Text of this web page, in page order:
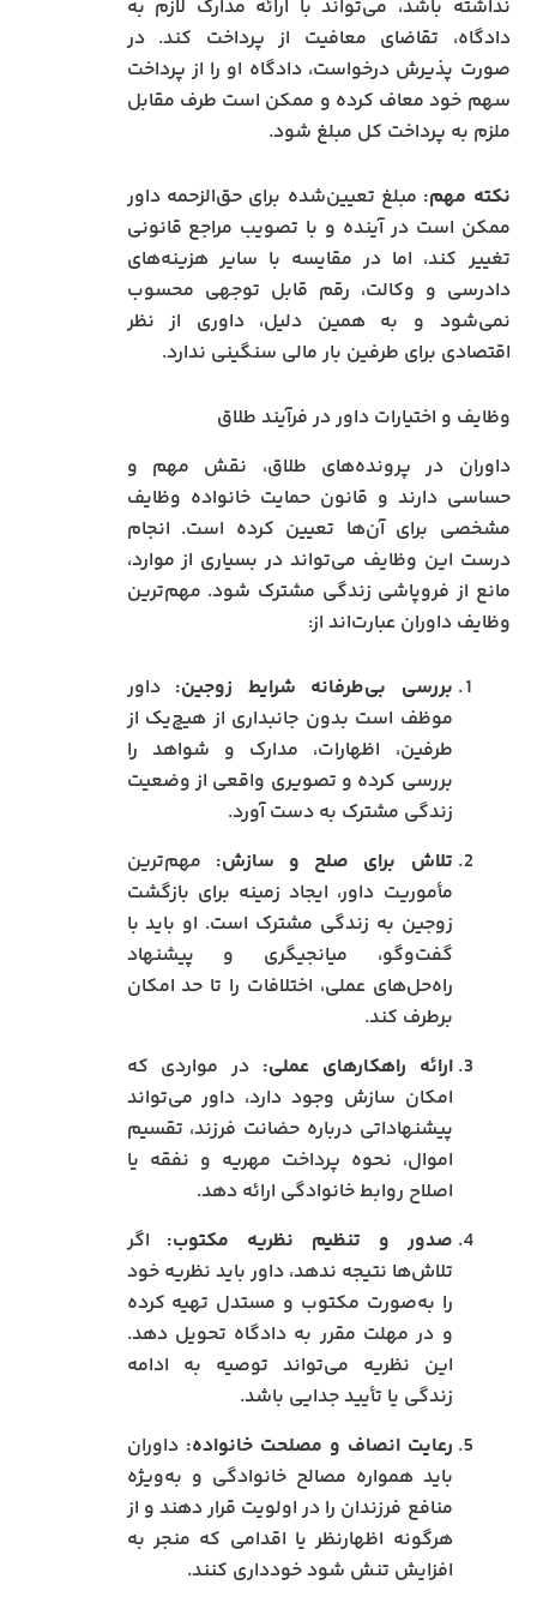
نداشته باشد، می‌تواند با ارائه مدارک لازم به
دادگاه، تقاضای معافیت از پرداخت کند. در
صورت پذیرش درخواست، دادگاه او را از پرداخت
سهم خود معاف کرده و ممکن است طرف مقابل
ملزم به پرداخت کل مبلغ شود.
نکته مهم: مبلغ تعیین‌شده برای حق‌الزحمه داور
ممکن است در آینده و با تصویب مراجع قانونی
تغییر کند، اما در مقایسه با سایر هزینه‌های
دادرسی و وکالت، رقم قابل توجهی محسوب
نمی‌شود و به همین دلیل، داوری از نظر
اقتصادی برای طرفین بار مالی سنگینی ندارد.
وظایف و اختیارات داور در فرآیند طلاق
داوران در پرونده‌های طلاق، نقش مهم و
حساسی دارند و قانون حمایت خانواده وظایف
مشخصی برای آن‌ها تعیین کرده است. انجام
درست این وظایف می‌تواند در بسیاری از موارد،
مانع از فروپاشی زندگی مشترک شود. مهم‌ترین
وظایف داوران عبارت‌اند از:
بررسی بی‌طرفانه شرایط زوجین:داور
موظف است بدون جانبداری از هیچ‌یک از
طرفین، اظهارات، مدارک و شواهد را
بررسی کرده و تصویری واقعی از وضعیت
زندگی مشترک به دست آورد.
تلاش برای صلح و سازش: مهم‌ترین
مأموریت داور، ایجاد زمینه برای بازگشت
زوجین به زندگی مشترک است. او باید با
گفت‌وگو، میانجیگری و پیشنهاد
راه‌حل‌های عملی، اختلافات را تا حد امکان
برطرف کند.
ارائه راهکارهای عملی: در مواردی که
امکان سازش وجود دارد، داور می‌تواند
پیشنهاداتی درباره حضانت فرزند، تقسیم
اموال، نحوه پرداخت مهریه و نفقه یا
اصلاح روابط خانوادگی ارائه دهد.
صدور و تنظیم نظریه مکتوب: اگر
تلاش‌ها نتیجه ندهد، داور باید نظریه خود
را به‌صورت مکتوب و مستدل تهیه کرده
و در مهلت مقرر به دادگاه تحویل دهد.
این نظریه می‌تواند توصیه به ادامه
زندگی یا تأیید جدایی باشد.
رعایت انصاف و مصلحت خانواده:داوران
باید همواره مصالح خانوادگی و به‌ویژه
منافع فرزندان را در اولویت قرار دهند و از
هرگونه اظهارنظر یا اقدامی که منجر به
افزایش تنش شود خودداری کنند.